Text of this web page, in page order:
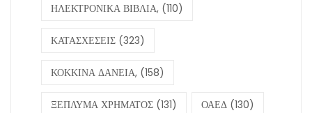
ΗΛΕΚΤΡΟΝΙΚΑ ΒΙΒΛΙΑ, (110)
ΚΑΤΑΣΧΕΣΕΙΣ (323)
ΚΟΚΚΙΝΑ ΔΑΝΕΙΑ, (158)
ΞΕΠΛΥΜΑ ΧΡΗΜΑΤΟΣ (131) ΟΑΕΔ (130)